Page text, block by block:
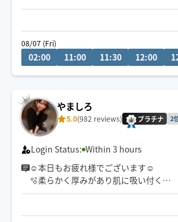
いつもご利用くださるお客様ありがと
感謝の気持ちと祈りを施術に込めて活
遠方60分歓迎◎車移動🚙直前予約🆗
08/07 (Fri)
02:00 11:00 11:30 12:00
やましろ
5.0(982 reviews) プラチナ 2
Login Status: Within 3 hours
☺︎本日もお疲れ様でございます☺︎
🫧柔らかく厚みがあり肌に吸い付く
ようなもっちりハンド🫲🫱が持ち味で